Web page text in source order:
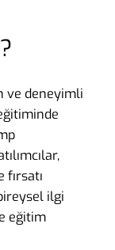
ve deneyimli
ilgi
eğitim